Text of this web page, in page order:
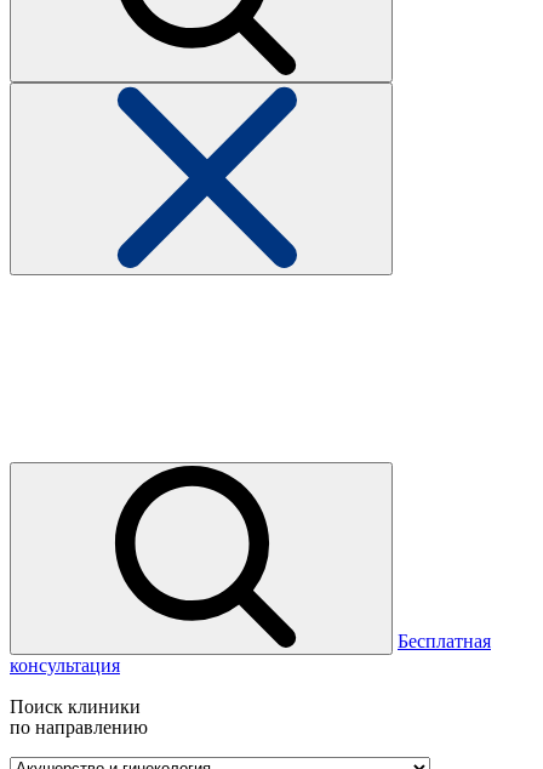
Бесплатная
консультация
Поиск клиники
по направлению